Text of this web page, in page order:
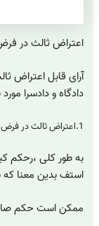
اعتراض ثالث در
آرای قابل اعتراض
دادگاه و دادسرا
1.اعتراض ثالث در فرض محکومیت در دادگاه
به طور کلی ،رحکم
استف بدین معنا که
ممکن است حکم